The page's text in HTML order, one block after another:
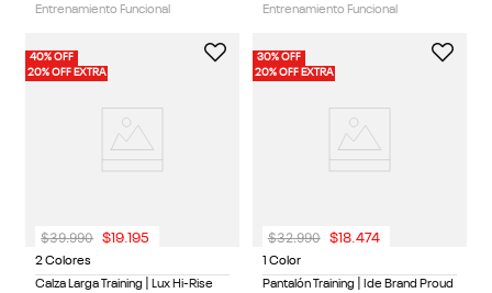
Entrenamiento Funcional
Entrenamiento Funcional
40% OFF
20% OFF EXTRA
2 Colores
Calza Larga Training | Lux Hi-Rise
$39.990 $19.195
30% OFF
20% OFF EXTRA
1 Color
Pantalón Training | Ide Brand Proud
$32.990 $18.474